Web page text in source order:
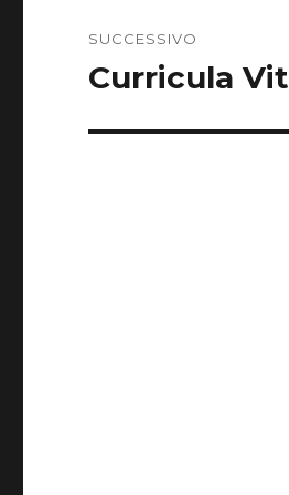
SUCCESSIVO
Articolo
Curricula